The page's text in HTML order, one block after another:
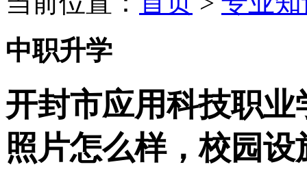
中职升学
开封市应用科技职
照片怎么样，校园设